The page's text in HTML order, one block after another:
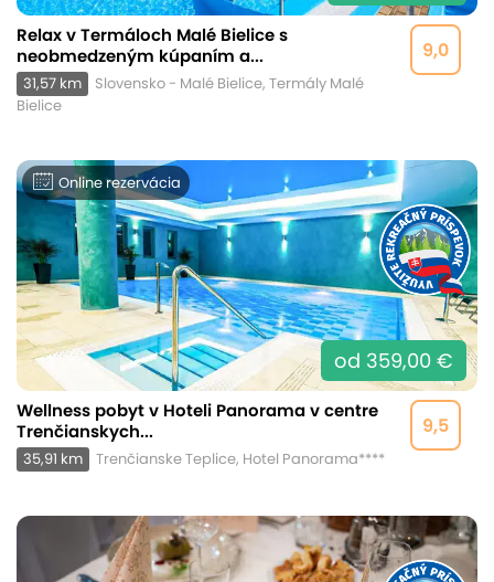
9,0
Relax v Termáloch Malé Bielice s
neobmedzeným kúpaním a...
31,57 km
Slovensko - Malé Bielice, Termály Malé
Bielice
Online rezervácia
od 359,00 €
9,5
Wellness pobyt v Hoteli Panorama v centre
Trenčianskych...
35,91 km Trenčianske Teplice, Hotel Panorama****